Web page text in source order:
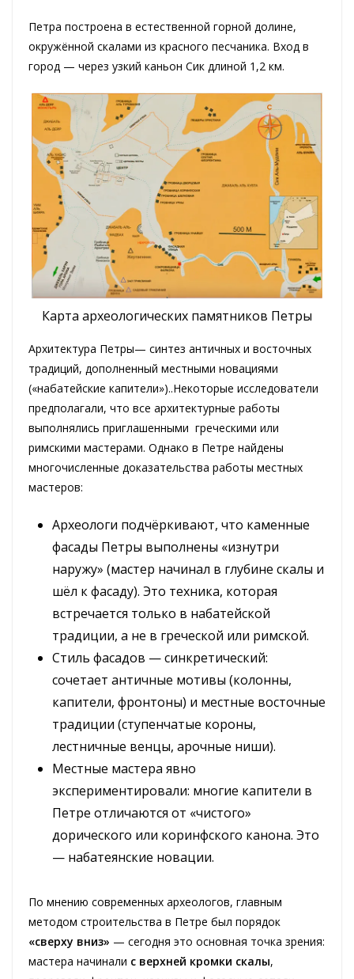
Петра построена в естественной горной долине,
окружённой скалами из красного песчаника. Вход в
город — через узкий каньон Сик длиной 1,2 км.
Карта археологических памятников Петры
Архитектура Петры— синтез античных и восточных
традиций, дополненный местными новациями
(«набатейские капители»)..Некоторые исследователи
предполагали, что все архитектурные работы
выполнялись приглашенными греческими или
римскими мастерами. Однако в Петре найдены
многочисленные доказательства работы местных
мастеров:
Археологи подчёркивают, что каменные
фасады Петры выполнены «изнутри
наружу» (мастер начинал в глубине скалы и
шёл к фасаду). Это техника, которая
встречается только в набатейской
традиции, а не в греческой или римской.
Стиль фасадов — синкретический:
сочетает античные мотивы (колонны,
капители, фронтоны) и местные восточные
традиции (ступенчатые короны,
лестничные венцы, арочные ниши).
Местные мастера явно
экспериментировали: многие капители в
Петре отличаются от «чистого»
дорического или коринфского канона. Это
— набатеянские новации.
По мнению современных археологов, главным
методом строительства в Петре был порядок
«сверху вниз» — сегодня это основная точка зрения:
мастера начинали с верхней кромки скалы,